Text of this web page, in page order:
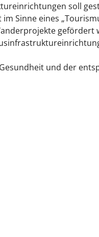
soll
Sinne eines
gefördert
und der